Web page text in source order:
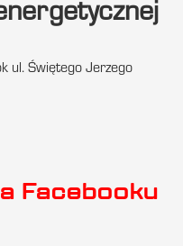
ul. Świętego Jerzego
Facebooku